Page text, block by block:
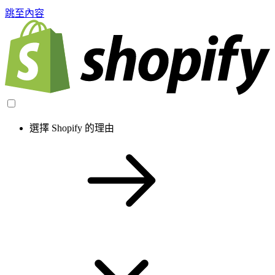
跳至內容
選擇 Shopify 的理由